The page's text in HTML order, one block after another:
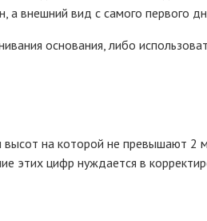
внешний вид с самого первого
основания, либо
на которой не превышают
этих цифр нуждается в